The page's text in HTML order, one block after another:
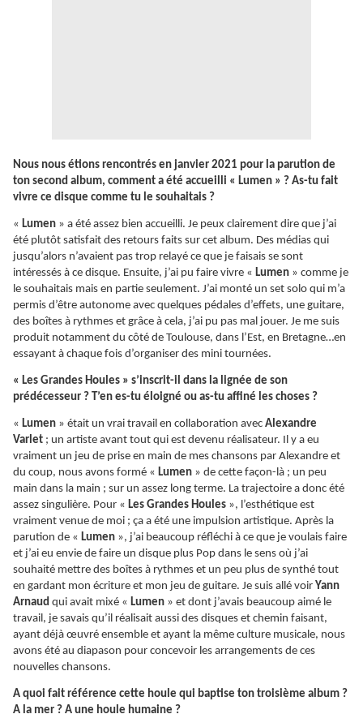
Nous nous étions rencontrés en janvier 2021 pour la parution de
ton second album, comment a été accueilli « Lumen » ? As-tu fait
vivre ce disque comme tu le souhaitais ?
« Lumen » a été assez bien accueilli. Je peux clairement dire que j’ai
été plutôt satisfait des retours faits sur cet album. Des médias qui
jusqu’alors n’avaient pas trop relayé ce que je faisais se sont
intéressés à ce disque. Ensuite, j’ai pu faire vivre « Lumen » comme je
le souhaitais mais en partie seulement. J’ai monté un set solo qui m’a
permis d’être autonome avec quelques pédales d’effets, une guitare,
des boîtes à rythmes et grâce à cela, j’ai pu pas mal jouer. Je me suis
produit notamment du côté de Toulouse, dans l’Est, en Bretagne…en
essayant à chaque fois d’organiser des mini tournées.
« Les Grandes Houles » s’inscrit-il dans la lignée de son
prédécesseur ? T’en es-tu éloigné ou as-tu affiné les choses ?
« Lumen » était un vrai travail en collaboration avec Alexandre
Varlet ; un artiste avant tout qui est devenu réalisateur. Il y a eu
vraiment un jeu de prise en main de mes chansons par Alexandre et
du coup, nous avons formé « Lumen » de cette façon-là ; un peu
main dans la main ; sur un assez long terme. La trajectoire a donc été
assez singulière. Pour « Les Grandes Houles », l’esthétique est
vraiment venue de moi ; ça a été une impulsion artistique. Après la
parution de « Lumen », j’ai beaucoup réfléchi à ce que je voulais faire
et j’ai eu envie de faire un disque plus Pop dans le sens où j’ai
souhaité mettre des boîtes à rythmes et un peu plus de synthé tout
en gardant mon écriture et mon jeu de guitare. Je suis allé voir Yann
Arnaud qui avait mixé « Lumen » et dont j’avais beaucoup aimé le
travail, je savais qu’il réalisait aussi des disques et chemin faisant,
ayant déjà œuvré ensemble et ayant la même culture musicale, nous
avons été au diapason pour concevoir les arrangements de ces
nouvelles chansons.
A quoi fait référence cette houle qui baptise ton troisième album ?
A la mer ? A une houle humaine ?